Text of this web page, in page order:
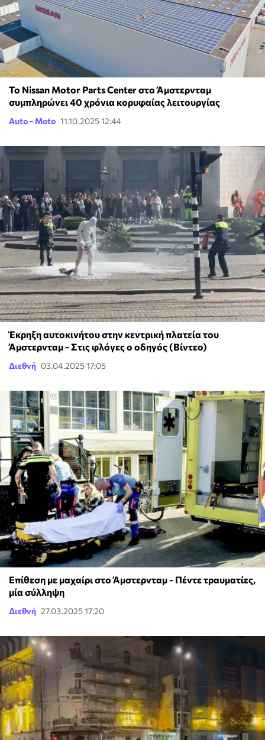
Το Nissan Motor Parts Center στο Άμστερνταμ
συμπληρώνει 40 χρόνια κορυφαίας λειτουργίας
Auto - Moto 11.10.2025 12:44
Έκρηξη αυτοκινήτου στην κεντρική πλατεία του
Άμστερνταμ - Στις φλόγες ο οδηγός (Βίντεο)
Διεθνή 03.04.2025 17:05
Επίθεση με μαχαίρι στο Άμστερνταμ - Πέντε τραυματίες,
μία σύλληψη
Διεθνή 27.03.2025 17:20